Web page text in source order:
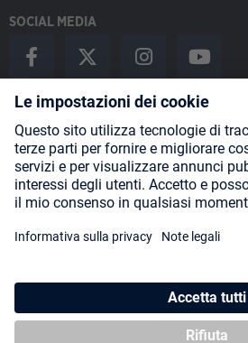
SOCIAL MEDIA
Payment Methods
Shipping
* Tutti i prezzi includono l'IVA piùspese
spese di spedizione, se non